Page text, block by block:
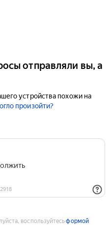
отправляли вы, а
устройства похожи на
произойти?
воспользуйтесьформой